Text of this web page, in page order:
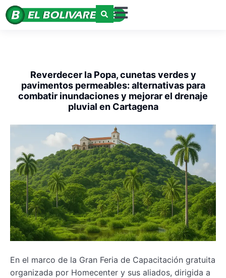
Reverdecer la Popa, cunetas verdes y
pavimentos permeables: alternativas para
combatir inundaciones y mejorar el drenaje
pluvial en Cartagena
En el marco de la Gran Feria de Capacitación gratuita
organizada por Homecenter y sus aliados, dirigida a